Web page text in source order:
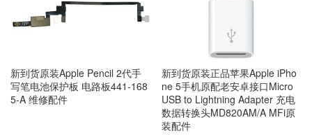
新到货原装Apple Pencil 2代手
写笔电池保护板 电路板441-168
5-A 维修配件
新到货原装正品苹果Apple iPho
ne 5手机原配老安卓接口Micro
USB to Lightning Adapter 充电
数据转换头MD820AM/A MFi原
装配件